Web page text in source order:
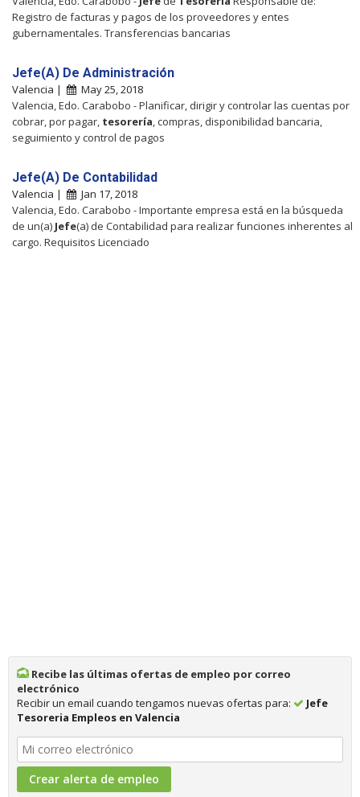
Registro de facturas y pagos de los proveedores y entes
gubernamentales. Transferencias bancarias
Jefe(A) De Administración
Valencia |
May 25, 2018
Valencia, Edo. Carabobo - Planificar, dirigir y controlar las cuentas por
cobrar, por pagar, tesorería , compras, disponibilidad bancaria,
seguimiento y control de pagos
Jefe(A) De Contabilidad
Valencia |
Jan 17, 2018
Valencia, Edo. Carabobo - Importante empresa está en la búsqueda
de un(a) Jefe(a) de Contabilidad para realizar funciones inherentes al
cargo. Requisitos Licenciado
Recibe las últimas ofertas de empleo por correo
electrónico
Recibir un email cuando tengamos nuevas ofertas para:
Jefe
Tesoreria Empleos en Valencia